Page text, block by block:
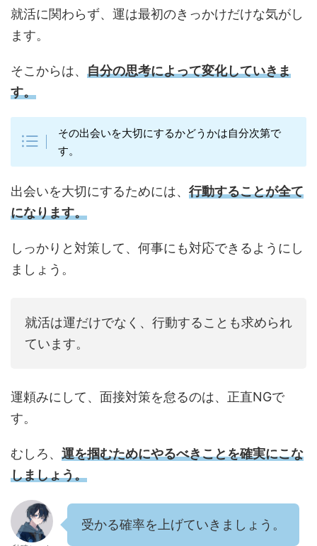
就活に関わらず、運は最初のきっかけだけな気がし
ます。
そこからは、 自分の思考によって変化していきま
す。
その出会いを大切にするかどうかは自分次第で
す。
出会いを大切にするためには、 行動することが全て
になります。
しっかりと対策して、何事にも対応できるようにし
ましょう。
就活は運だけでなく、行動することも求められ
ています。
運頼みにして、面接対策を怠るのは、正直NGで
す。
むしろ、 運を掴むためにやるべきことを確実にこな
しましょう。
受かる確率を上げていきましょう。